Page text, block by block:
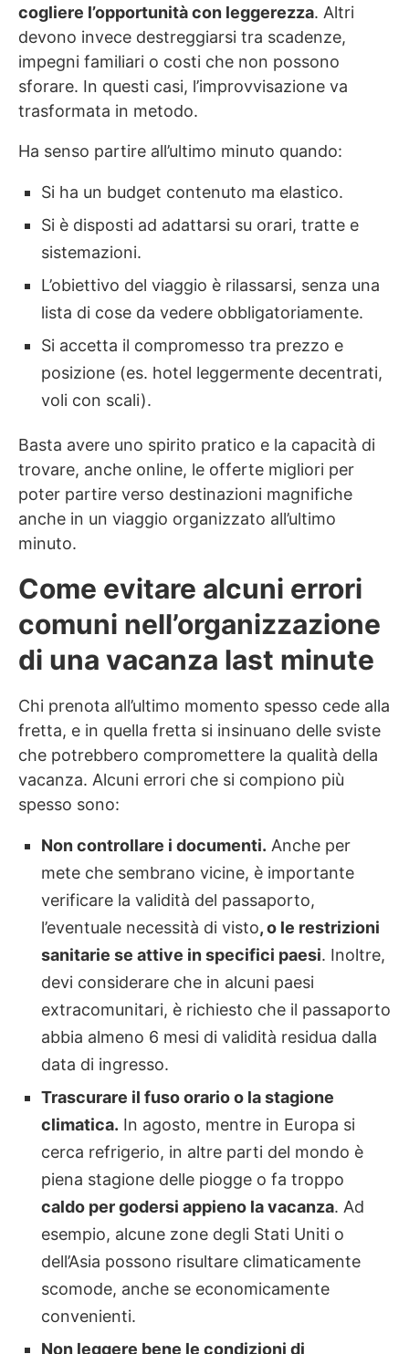
cogliere l’opportunità con leggerezza. Altri
devono invece destreggiarsi tra scadenze,
impegni familiari o costi che non possono
sforare. In questi casi, l’improvvisazione va
trasformata in metodo.
Ha senso partire all’ultimo minuto quando:
Si ha un budget contenuto ma elastico.
Si è disposti ad adattarsi su orari, tratte e
sistemazioni.
L’obiettivo del viaggio è rilassarsi, senza una
lista di cose da vedere obbligatoriamente.
Si accetta il compromesso tra prezzo e
posizione (es. hotel leggermente decentrati,
voli con scali).
Basta avere uno spirito pratico e la capacità di
trovare, anche online, le offerte migliori per
poter partire verso destinazioni magnifiche
anche in un viaggio organizzato all’ultimo
minuto.
Come evitare alcuni errori
comuni nell’organizzazione
di una vacanza last minute
Chi prenota all’ultimo momento spesso cede alla
fretta, e in quella fretta si insinuano delle sviste
che potrebbero compromettere la qualità della
vacanza. Alcuni errori che si compiono più
spesso sono:
Non controllare i documenti. Anche per
mete che sembrano vicine, è importante
verificare la validità del passaporto,
l’eventuale necessità di visto, o le restrizioni
sanitarie se attive in specifici paesi. Inoltre,
devi considerare che in alcuni paesi
extracomunitari, è richiesto che il passaporto
abbia almeno 6 mesi di validità residua dalla
data di ingresso.
Trascurare il fuso orario o la stagione
climatica. In agosto, mentre in Europa si
cerca refrigerio, in altre parti del mondo è
piena stagione delle piogge o fa troppo
caldo per godersi appieno la vacanza. Ad
esempio, alcune zone degli Stati Uniti o
dell’Asia possono risultare climaticamente
scomode, anche se economicamente
convenienti.
Non leggere bene le condizioni di